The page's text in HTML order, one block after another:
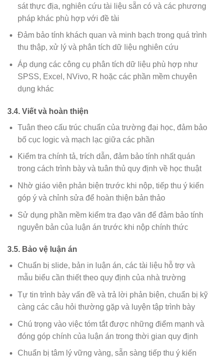
sát thực địa, nghiên cứu tài liệu sẵn có và các phương
pháp khác phù hợp với đề tài
Đảm bảo tính khách quan và minh bạch trong quá trình
thu thập, xử lý và phân tích dữ liệu nghiên cứu
Áp dụng các công cụ phân tích dữ liệu phù hợp như
SPSS, Excel, NVivo, R hoặc các phần mềm chuyên
dụng khác
3.4. Viết và hoàn thiện
Tuân theo cấu trúc chuẩn của trường đại học, đảm bảo
bố cục logic và mạch lạc giữa các phần
Kiểm tra chính tả, trích dẫn, đảm bảo tính nhất quán
trong cách trình bày và tuân thủ quy định về học thuật
Nhờ giáo viên phản biện trước khi nộp, tiếp thu ý kiến
góp ý và chỉnh sửa để hoàn thiện bản thảo
Sử dụng phần mềm kiểm tra đạo văn để đảm bảo tính
nguyên bản của luận án trước khi nộp chính thức
3.5. Bảo vệ luận án
Chuẩn bị slide, bản in luận án, các tài liệu hỗ trợ và
mẫu biểu cần thiết theo quy định của nhà trường
Tự tin trình bày vấn đề và trả lời phản biện, chuẩn bị kỹ
càng các câu hỏi thường gặp và luyện tập trình bày
Chú trọng vào việc tóm tắt được những điểm mạnh và
đóng góp chính của luận án trong thời gian quy định
Chuẩn bị tâm lý vững vàng, sẵn sàng tiếp thu ý kiến